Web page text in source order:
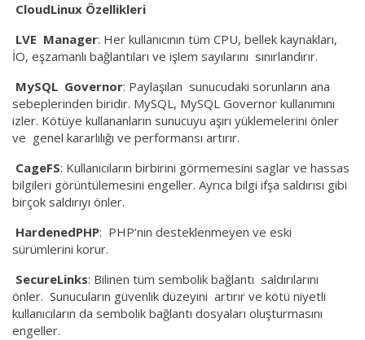
CloudLinux Özellikleri
LVE Manager: Her kullanıcının tüm CPU, bellek kaynakları,
İO, eşzamanlı bağlantıları ve işlem sayılarını sınırlandırır.
MySQL Governor: Paylaşılan sunucudaki sorunların ana
sebeplerinden biridir. MySQL, MySQL Governor kullanımını
izler. Kötüye kullananların sunucuyu aşırı yüklemelerini önler
ve genel kararlılığı ve performansı artırır.
CageFS: Kullanıcıların birbirini görmemesini saglar ve hassas
bilgileri görüntülemesini engeller. Ayrıca bilgi ifşa saldırısı gibi
birçok saldırıyı önler.
HardenedPHP: PHP’nin desteklenmeyen ve eski
sürümlerini korur.
SecureLinks: Bilinen tüm sembolik bağlantı saldırılarını
önler. Sunucuların güvenlik düzeyini artırır ve kötü niyetli
kullanıcıların da sembolik bağlantı dosyaları oluşturmasını
engeller.